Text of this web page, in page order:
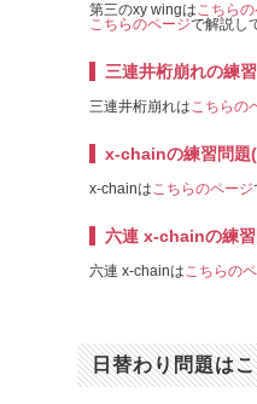
第三のxy wingはこちら
こちらのページで解説し
三連井桁崩れの練
三連井桁崩れはこちらの
x-chainの練習問題
x-chainはこちらのページ
六連 x-chainの練
六連 x-chainはこちらの
日替わり問題は